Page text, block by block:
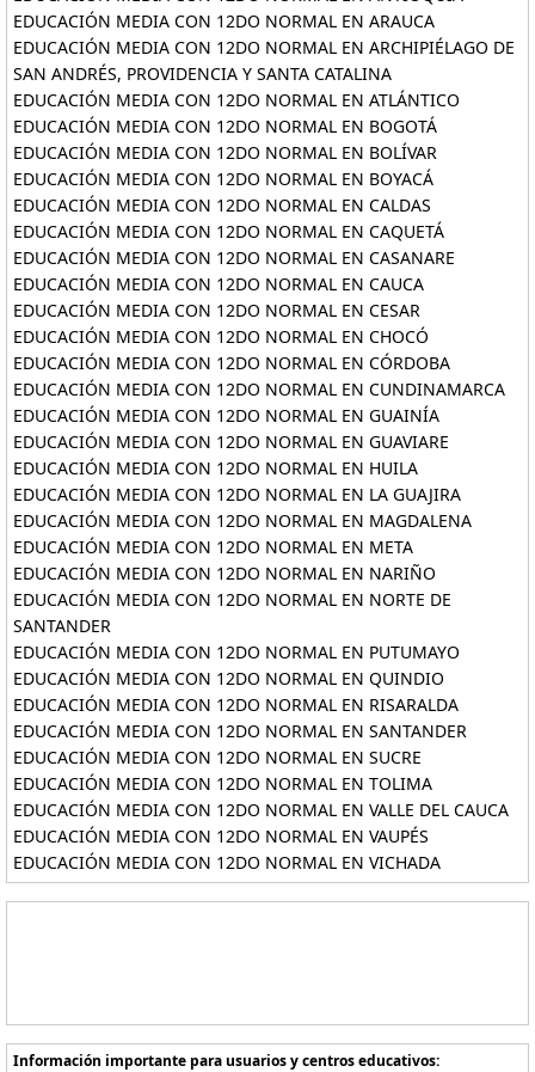
EDUCACIÓN MEDIA CON 12DO NORMAL EN ARAUCA
EDUCACIÓN MEDIA CON 12DO NORMAL EN ARCHIPIÉLAGO DE
SAN ANDRÉS, PROVIDENCIA Y SANTA CATALINA
EDUCACIÓN MEDIA CON 12DO NORMAL EN ATLÁNTICO
EDUCACIÓN MEDIA CON 12DO NORMAL EN BOGOTÁ
EDUCACIÓN MEDIA CON 12DO NORMAL EN BOLÍVAR
EDUCACIÓN MEDIA CON 12DO NORMAL EN BOYACÁ
EDUCACIÓN MEDIA CON 12DO NORMAL EN CALDAS
EDUCACIÓN MEDIA CON 12DO NORMAL EN CAQUETÁ
EDUCACIÓN MEDIA CON 12DO NORMAL EN CASANARE
EDUCACIÓN MEDIA CON 12DO NORMAL EN CAUCA
EDUCACIÓN MEDIA CON 12DO NORMAL EN CESAR
EDUCACIÓN MEDIA CON 12DO NORMAL EN CHOCÓ
EDUCACIÓN MEDIA CON 12DO NORMAL EN CÓRDOBA
EDUCACIÓN MEDIA CON 12DO NORMAL EN CUNDINAMARCA
EDUCACIÓN MEDIA CON 12DO NORMAL EN GUAINÍA
EDUCACIÓN MEDIA CON 12DO NORMAL EN GUAVIARE
EDUCACIÓN MEDIA CON 12DO NORMAL EN HUILA
EDUCACIÓN MEDIA CON 12DO NORMAL EN LA GUAJIRA
EDUCACIÓN MEDIA CON 12DO NORMAL EN MAGDALENA
EDUCACIÓN MEDIA CON 12DO NORMAL EN META
EDUCACIÓN MEDIA CON 12DO NORMAL EN NARIÑO
EDUCACIÓN MEDIA CON 12DO NORMAL EN NORTE DE
SANTANDER
EDUCACIÓN MEDIA CON 12DO NORMAL EN PUTUMAYO
EDUCACIÓN MEDIA CON 12DO NORMAL EN QUINDIO
EDUCACIÓN MEDIA CON 12DO NORMAL EN RISARALDA
EDUCACIÓN MEDIA CON 12DO NORMAL EN SANTANDER
EDUCACIÓN MEDIA CON 12DO NORMAL EN SUCRE
EDUCACIÓN MEDIA CON 12DO NORMAL EN TOLIMA
EDUCACIÓN MEDIA CON 12DO NORMAL EN VALLE DEL CAUCA
EDUCACIÓN MEDIA CON 12DO NORMAL EN VAUPÉS
EDUCACIÓN MEDIA CON 12DO NORMAL EN VICHADA
Información importante para usuarios y centros educativos: